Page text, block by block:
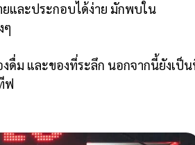
และประกอบได้ง่าย มักพบใน
ๆ
ดื่ม และของที่ระลึก นอกจากนี้ยังเป็
ฟ